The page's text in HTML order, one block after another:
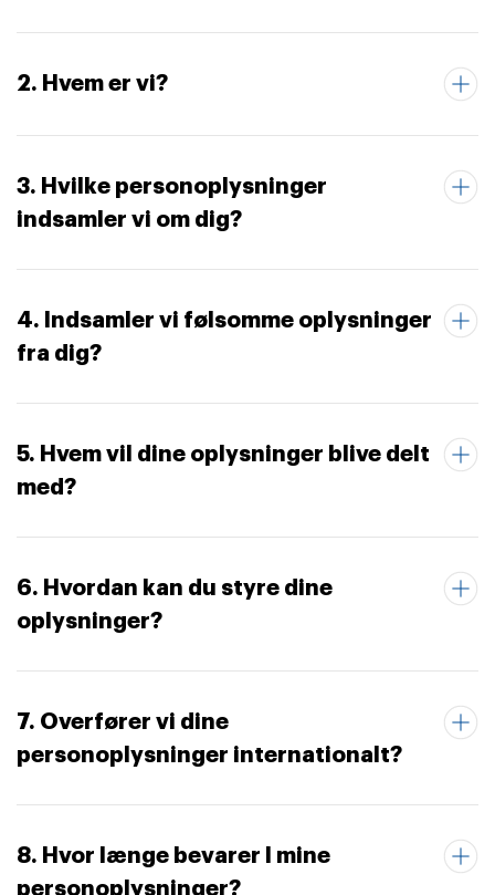
2. Hvem er vi?
3. Hvilke personoplysninger
indsamler vi om dig?
4. Indsamler vi følsomme oplysninger
fra dig?
5. Hvem vil dine oplysninger blive delt
med?
6. Hvordan kan du styre dine
oplysninger?
7. Overfører vi dine
personoplysninger internationalt?
8. Hvor længe bevarer I mine
personoplysninger?